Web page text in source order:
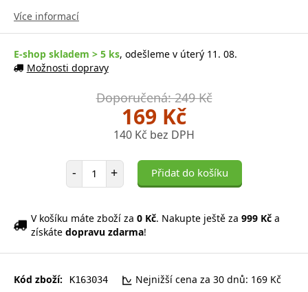
Více informací
E-shop skladem > 5 ks, odešleme v úterý 11. 08.
Možnosti dopravy
Doporučená: 249 Kč
169 Kč
140 Kč bez DPH
- Počet položek
+ Přidat do košíku
V košíku máte zboží za 0 Kč. Nakupte ještě za 999 Kč a
získáte dopravu zdarma!
Kód zboží: K163034
Nejnižší cena za 30 dnů: 169 Kč